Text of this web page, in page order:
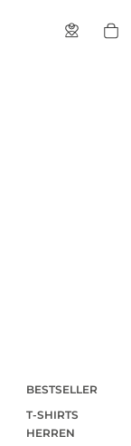
BESTSELLER
T-SHIRTS
HERREN